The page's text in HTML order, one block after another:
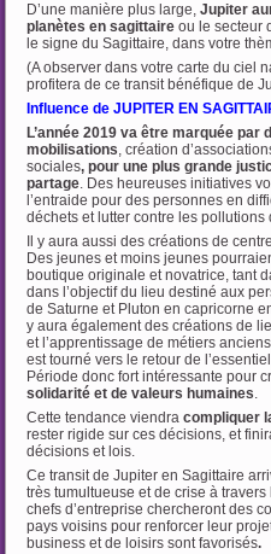
D’une manière plus large,Jupiter
planètes en sagittaire ou le secteur
le signe du Sagittaire, dans votre
(A observer dans votre carte du ciel
profitera de ce transit bénéfique de
Influence de JUPITER EN
L’année 2019 va être marquée
mobilisations, création
sociales, pour une plus grande
partage. Des heureuses initiatives
l’entraide pour des personnes en
déchets et lutter contre les pollutions
Il y aura aussi des créations de
Des jeunes et moins jeunes
boutique originale et novatrice, tant
dans l’objectif du lieu destiné aux
de Saturne et Pluton en capricorne
y aura également des créations de
et l’apprentissage de métiers
est tourné vers le retour de
Période donc fort intéressante pour
solidarité et de valeurs humaines.
Cette tendance viendracompliquer
rester rigide sur ces décisions, et
décisions et lois.
Ce transit de Jupiter en Sagittaire
très tumultueuse et de crise à
chefs d’entreprise chercheront des
pays voisins pour renforcer leur
business et de loisirs sont favorisés.